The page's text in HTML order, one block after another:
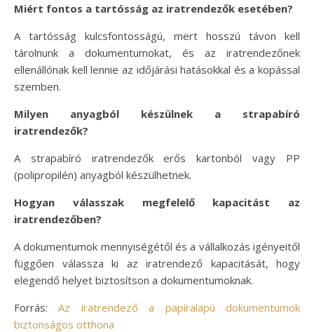
Miért fontos a tartósság az iratrendezők esetében?
A tartósság kulcsfontosságú, mert hosszú távon kell
tárolnunk a dokumentumokat, és az iratrendezőnek
ellenállónak kell lennie az időjárási hatásokkal és a kopással
szemben.
Milyen anyagból készülnek a strapabíró
iratrendezők?
A strapabíró iratrendezők erős kartonból vagy PP
(polipropilén) anyagból készülhetnek.
Hogyan válasszak megfelelő kapacitást az
iratrendezőben?
A dokumentumok mennyiségétől és a vállalkozás igényeitől
függően válassza ki az iratrendező kapacitását, hogy
elegendő helyet biztosítson a dokumentumoknak.
Forrás:Az iratrendező a papíralapú dokumentumok
biztonságos otthona